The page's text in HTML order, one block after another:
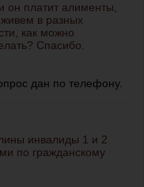
он платит алименты,
в разных
как можно
Спасибо.
дан по телефону.
инвалиды 1 и 2
по гражданскому